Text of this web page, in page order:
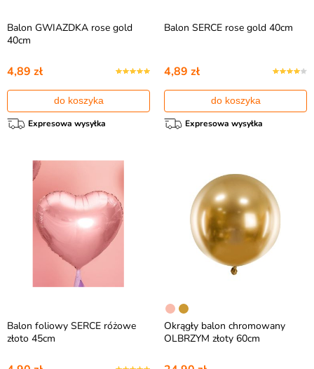
Balon GWIAZDKA rose gold
40cm
4,89 zł
do koszyka
Expresowa wysyłka
Balon SERCE rose gold 40cm
4,89 zł
do koszyka
Expresowa wysyłka
Balon foliowy SERCE różowe
złoto 45cm
Okrągły balon chromowany
OLBRZYM złoty 60cm